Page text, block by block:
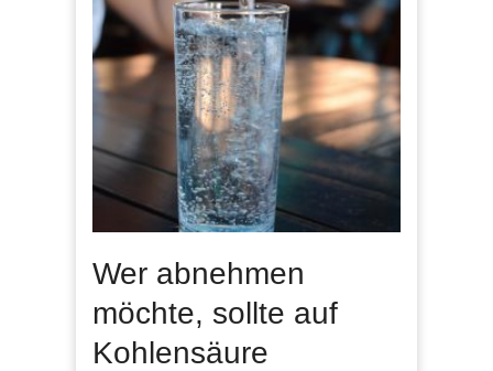
Wer abnehmen
möchte, sollte auf
Kohlensäure